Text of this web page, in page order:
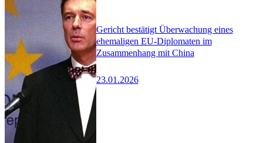
Gericht bestätigt Überwachung eines
ehemaligen EU-Diplomaten im
Zusammenhang mit China
23.01.2026